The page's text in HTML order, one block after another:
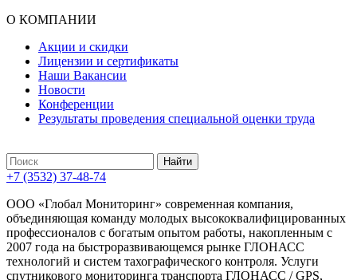
О КОМПАНИИ
Акции и скидки
Лицензии и сертификаты
Наши Вакансии
Новости
Конференции
Результаты проведения специальной оценки труда
+7 (3532) 37-48-74
ООО «Глобал Мониторинг» современная компания,
объединяющая команду молодых высококвалифицированных
профессионалов с богатым опытом работы, накопленным с
2007 года на быстроразвивающемся рынке ГЛОНАСС
технологий и систем тахографического контроля. Услуги
спутникового мониторинга транспорта ГЛОНАСС / GPS,